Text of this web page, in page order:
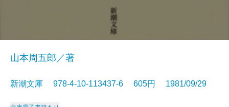
山本周五郎／著
新潮文庫 978-4-10-113437-6 605円 1981/09/29